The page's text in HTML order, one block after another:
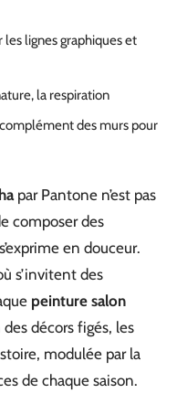
lignes graphiques et
la respiration
des murs pour
par Pantone n’est pas
composer des
en douceur.
s’invitent des
peinture salon
décors figés, les
modulée par la
de chaque saison.